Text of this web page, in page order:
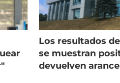
Los resultados
se muestran
devuelven